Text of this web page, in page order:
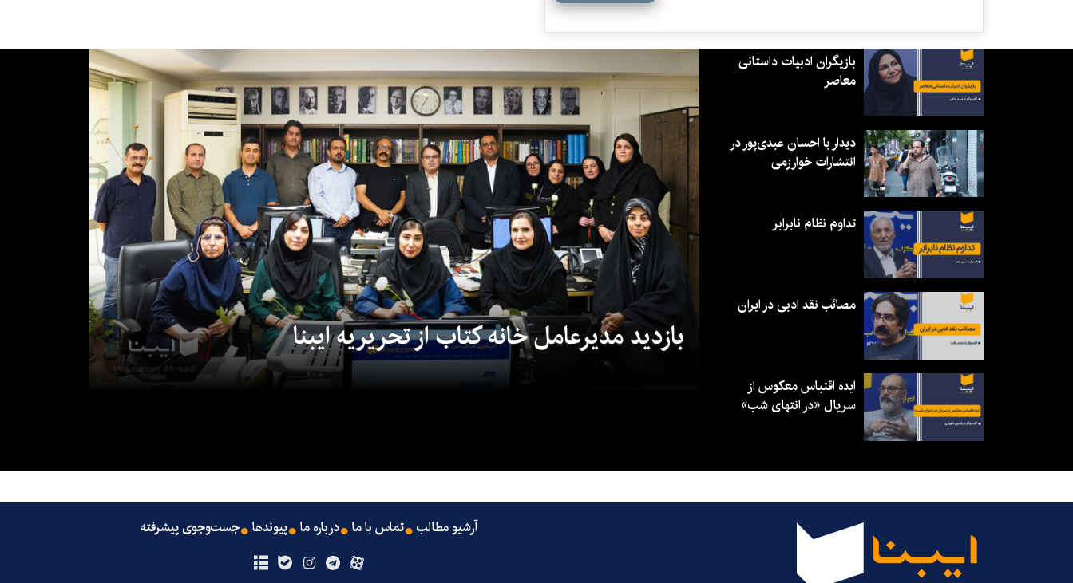
بازدید مدیرعامل خانه کتاب از تحریریه ایبنا
بازیگران ادبیات داستانی
معاصر
دیدار با احسان عبدی‌پور در
انتشارات خوارزمی
تداوم نظام نابرابر
مصائب نقد ادبی در ایران
ایده اقتباس معکوس از
سریال «در انتهای شب»
آرشیو مطالب تماس با ما درباره ما پیوندها جست‌وجوی پیشرفته